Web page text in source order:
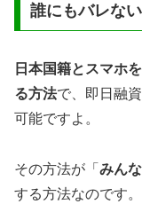
誰にもバレな
日本国籍とスマホ
る方法で、即日融
可能ですよ。
その方法が「 みん
する方法なのです。